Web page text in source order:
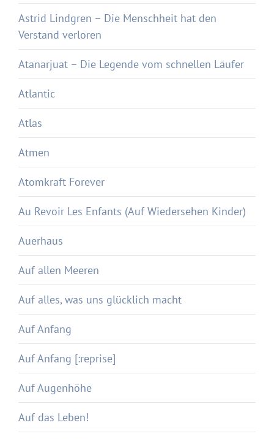
Astrid Lindgren – Die Menschheit hat den
Verstand verloren
Atanarjuat – Die Legende vom schnellen Läufer
Atlantic
Atlas
Atmen
Atomkraft Forever
Au Revoir Les Enfants (Auf Wiedersehen Kinder)
Auerhaus
Auf allen Meeren
Auf alles, was uns glücklich macht
Auf Anfang
Auf Anfang [:reprise]
Auf Augenhöhe
Auf das Leben!